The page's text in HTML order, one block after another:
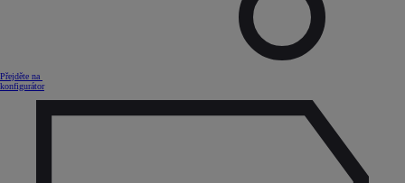
Přejděte na
konfigurátor